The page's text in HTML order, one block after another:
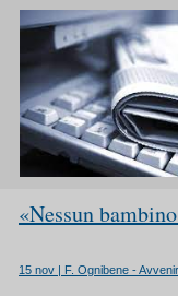
«Nessun
15 nov | F. Ognibene -